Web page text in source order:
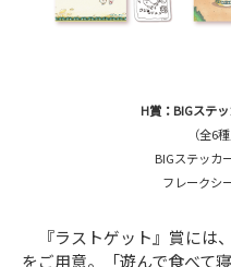
H賞：BIGステ
（全6
BIGステッカ
フレークシ
『ラストゲット』賞には
をご用意。「遊んで食べて